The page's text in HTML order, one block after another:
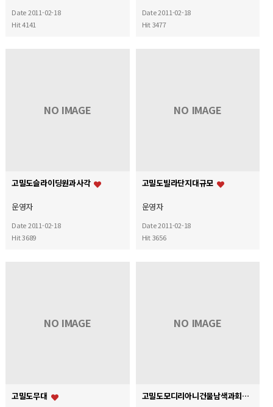
Date 2011-02-18
Hit 4141
Date 2011-02-18
Hit 3477
NO IMAGE
고밀도슬라이딩원과사각
운영자
Date 2011-02-18
Hit 3689
NO IMAGE
고밀도빌라단지대규모
운영자
Date 2011-02-18
Hit 3656
NO IMAGE
고밀도무대
NO IMAGE
고밀도모디리아니건물남색과회색10층